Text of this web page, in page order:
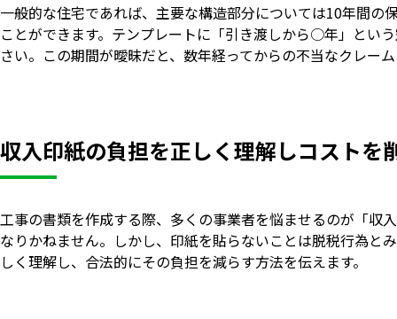
一般的な住宅であれば、主要な構造部分については10年間
ことができます。テンプレートに「引き渡しから○年」とい
さい。この期間が曖昧だと、数年経ってからの不当なクレー
収入印紙の負担を正しく理解しコストを
工事の書類を作成する際、多くの事業者を悩ませるのが「収
なりかねません。しかし、印紙を貼らないことは脱税行為と
しく理解し、合法的にその負担を減らす方法を伝えます。